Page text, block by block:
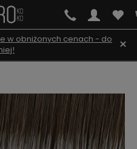
w obniżonych cenach - do
×